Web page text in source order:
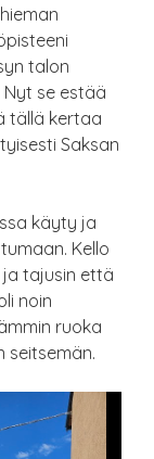
talon
Nyt se estää
tällä kertaa
Saksan
käyty ja
Kello
ja tajusin että
noin
ruoka
seitsemän.